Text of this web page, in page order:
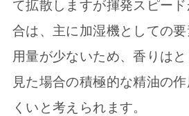
て拡散しますが揮発スピー
合は、主に加湿機としての
用量が少ないため、香りは
見た場合の積極的な精油の
くいと考えられます。